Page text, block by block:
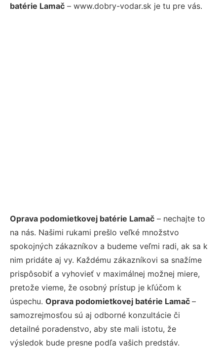
batérie Lamač – www.dobry-vodar.sk je tu pre vás.
Oprava podomietkovej batérie Lamač – nechajte to
na nás. Našimi rukami prešlo veľké množstvo
spokojných zákazníkov a budeme veľmi radi, ak sa k
nim pridáte aj vy. Každému zákazníkovi sa snažíme
prispôsobiť a vyhovieť v maximálnej možnej miere,
pretože vieme, že osobný prístup je kľúčom k
úspechu. Oprava podomietkovej batérie Lamač –
samozrejmosťou sú aj odborné konzultácie či
detailné poradenstvo, aby ste mali istotu, že
výsledok bude presne podľa vašich predstáv.